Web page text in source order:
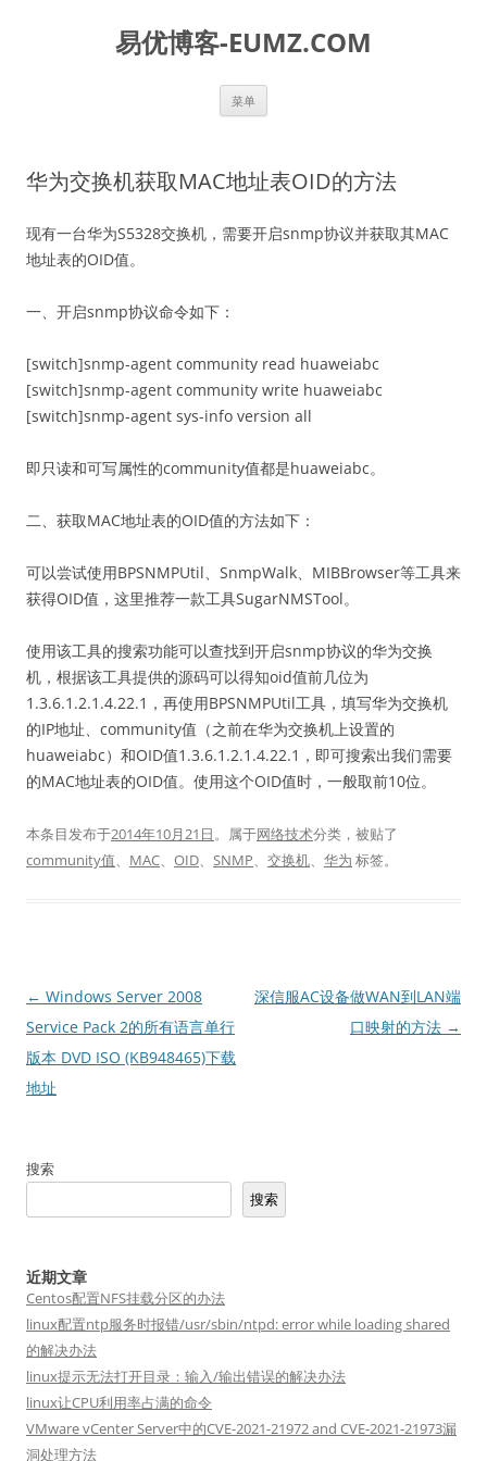
易优博客-EUMZ.COM
菜单
华为交换机获取MAC地址表OID的方法
现有一台华为S5328交换机，需要开启snmp协议并获取其MAC
地址表的OID值。
一、开启snmp协议命令如下：
[switch]snmp-agent community read huaweiabc
[switch]snmp-agent community write huaweiabc
[switch]snmp-agent sys-info version all
即只读和可写属性的community值都是huaweiabc。
二、获取MAC地址表的OID值的方法如下：
可以尝试使用BPSNMPUtil、SnmpWalk、MIBBrowser等工具来
获得OID值，这里推荐一款工具SugarNMSTool。
使用该工具的搜索功能可以查找到开启snmp协议的华为交换
机，根据该工具提供的源码可以得知oid值前几位为
1.3.6.1.2.1.4.22.1，再使用BPSNMPUtil工具，填写华为交换机
的IP地址、community值（之前在华为交换机上设置的
huaweiabc）和OID值1.3.6.1.2.1.4.22.1，即可搜索出我们需要
的MAC地址表的OID值。使用这个OID值时，一般取前10位。
本条目发布于2014年10月21日。属于网络技术分类，被贴了
community值、 MAC、 OID、 SNMP、 交换机、 华为 标签。
文
章
导
航
← Windows Server 2008
Service Pack 2的所有语言单行
版本 DVD ISO (KB948465)下载
地址
深信服AC设备做WAN到LAN端
口映射的方法 →
搜索
搜索
近期文章
Centos配置NFS挂载分区的办法
linux配置ntp服务时报错/usr/sbin/ntpd: error while loading shared
的解决办法
linux提示无法打开目录：输入/输出错误的解决办法
linux让CPU利用率占满的命令
VMware vCenter Server中的CVE-2021-21972 and CVE-2021-21973漏
洞处理方法